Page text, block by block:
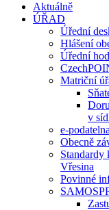
Aktuálně
ÚŘAD
Úřední
Hlášení
Úřední
Matriční
v
e-podatelna
Obecně
Standardy
Vřesina
Povinné